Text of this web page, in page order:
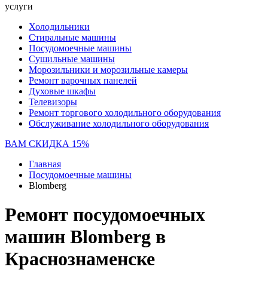
услуги
Холодильники
Стиральные машины
Посудомоечные машины
Сушильные машины
Морозильники и морозильные камеры
Ремонт варочных панелей
Духовые шкафы
Телевизоры
Ремонт торгового холодильного оборудования
Обслуживание холодильного оборудования
ВАМ СКИДКА 15%
Главная
Посудомоечные машины
Blomberg
Ремонт посудомоечных
машин Blomberg в
Краснознаменске